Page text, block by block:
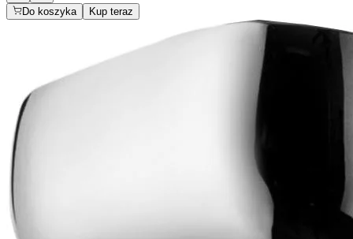
Do koszyka Kup teraz